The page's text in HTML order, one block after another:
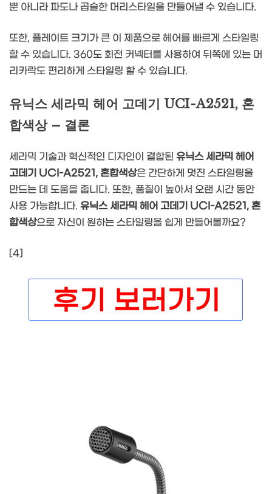
뿐 아니라 파도나 곱슬한 머리스타일을 만들어낼 수 있습니다.
또한, 플레이트 크기가 큰 이 제품으로 헤어를 빠르게 스타일링
할 수 있습니다. 360도 회전 커넥터를 사용하여 뒤쪽에 있는 머
리카락도 편리하게 스타일링 할 수 있습니다.
유닉스 세라믹 헤어 고데기 UCI-A2521, 혼
합색상 – 결론
세라믹 기술과 혁신적인 디자인이 결합된 유닉스 세라믹 헤어
고데기 UCI-A2521, 혼합색상은 간단하게 멋진 스타일링을
만드는 데 도움을 줍니다. 또한, 품질이 높아서 오랜 시간 동안
사용 가능합니다. 유닉스 세라믹 헤어 고데기 UCI-A2521, 혼
합색상으로 자신이 원하는 스타일링을 쉽게 만들어볼까요?
[4]